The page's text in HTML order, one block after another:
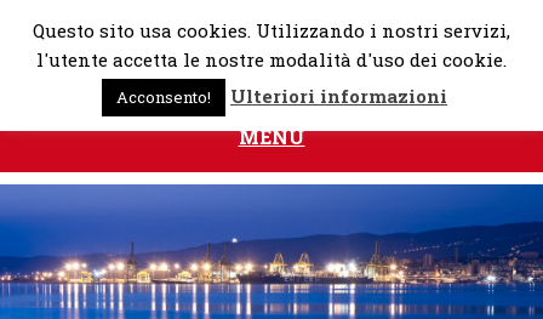
Skip
MENU
Questo sito usa cookies. Utilizzando i nostri servizi,
l'utente accetta le nostre modalità d'uso dei cookie.
Acconsento! Ulteriori informazioni